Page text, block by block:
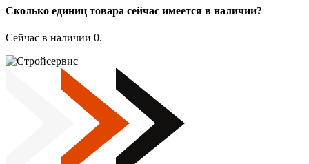
Сколько единиц товара сейчас имеется в наличии?
Сейчас в наличии 0.